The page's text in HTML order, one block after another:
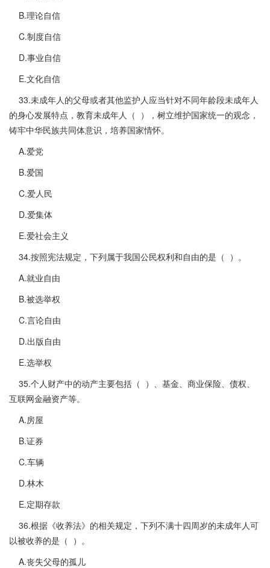
B.理论自信
C.制度自信
D.事业自信
E.文化自信
33.未成年人的父母或者其他监护人应当针对不同年龄段未成年人
的身心发展特点，教育未成年人（ ），树立维护国家统一的观念，
铸牢中华民族共同体意识，培养国家情怀。
A.爱党
B.爱国
C.爱人民
D.爱集体
E.爱社会主义
34.按照宪法规定，下列属于我国公民权利和自由的是（ ）。
A.就业自由
B.被选举权
C.言论自由
D.出版自由
E.选举权
35.个人财产中的动产主要包括（ ）、基金、商业保险、债权、
互联网金融资产等。
A.房屋
B.证券
C.车辆
D.林木
E.定期存款
36.根据《收养法》的相关规定，下列不满十四周岁的未成年人可
以被收养的是（ ）。
A.丧失父母的孤儿